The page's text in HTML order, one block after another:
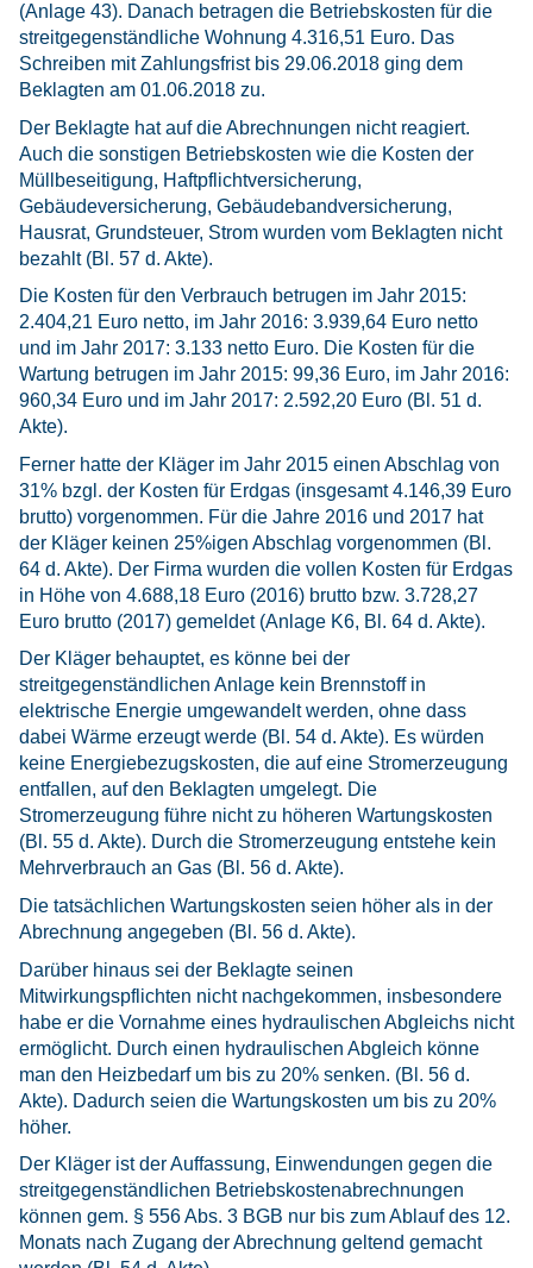
(Anlage 43). Danach betragen die Betriebskosten für die
streitgegenständliche Wohnung 4.316,51 Euro. Das
Schreiben mit Zahlungsfrist bis 29.06.2018 ging dem
Beklagten am 01.06.2018 zu.
Der Beklagte hat auf die Abrechnungen nicht reagiert.
Auch die sonstigen Betriebskosten wie die Kosten der
Müllbeseitigung, Haftpflichtversicherung,
Gebäudeversicherung, Gebäudebandversicherung,
Hausrat, Grundsteuer, Strom wurden vom Beklagten nicht
bezahlt (Bl. 57 d. Akte).
Die Kosten für den Verbrauch betrugen im Jahr 2015:
2.404,21 Euro netto, im Jahr 2016: 3.939,64 Euro netto
und im Jahr 2017: 3.133 netto Euro. Die Kosten für die
Wartung betrugen im Jahr 2015: 99,36 Euro, im Jahr 2016:
960,34 Euro und im Jahr 2017: 2.592,20 Euro (Bl. 51 d.
Akte).
Ferner hatte der Kläger im Jahr 2015 einen Abschlag von
31% bzgl. der Kosten für Erdgas (insgesamt 4.146,39 Euro
brutto) vorgenommen. Für die Jahre 2016 und 2017 hat
der Kläger keinen 25%igen Abschlag vorgenommen (Bl.
64 d. Akte). Der Firma wurden die vollen Kosten für Erdgas
in Höhe von 4.688,18 Euro (2016) brutto bzw. 3.728,27
Euro brutto (2017) gemeldet (Anlage K6, Bl. 64 d. Akte).
Der Kläger behauptet, es könne bei der
streitgegenständlichen Anlage kein Brennstoff in
elektrische Energie umgewandelt werden, ohne dass
dabei Wärme erzeugt werde (Bl. 54 d. Akte). Es würden
keine Energiebezugskosten, die auf eine Stromerzeugung
entfallen, auf den Beklagten umgelegt. Die
Stromerzeugung führe nicht zu höheren Wartungskosten
(Bl. 55 d. Akte). Durch die Stromerzeugung entstehe kein
Mehrverbrauch an Gas (Bl. 56 d. Akte).
Die tatsächlichen Wartungskosten seien höher als in der
Abrechnung angegeben (Bl. 56 d. Akte).
Darüber hinaus sei der Beklagte seinen
Mitwirkungspflichten nicht nachgekommen, insbesondere
habe er die Vornahme eines hydraulischen Abgleichs nicht
ermöglicht. Durch einen hydraulischen Abgleich könne
man den Heizbedarf um bis zu 20% senken. (Bl. 56 d.
Akte). Dadurch seien die Wartungskosten um bis zu 20%
höher.
Der Kläger ist der Auffassung, Einwendungen gegen die
streitgegenständlichen Betriebskostenabrechnungen
können gem. § 556 Abs. 3 BGB nur bis zum Ablauf des 12.
Monats nach Zugang der Abrechnung geltend gemacht